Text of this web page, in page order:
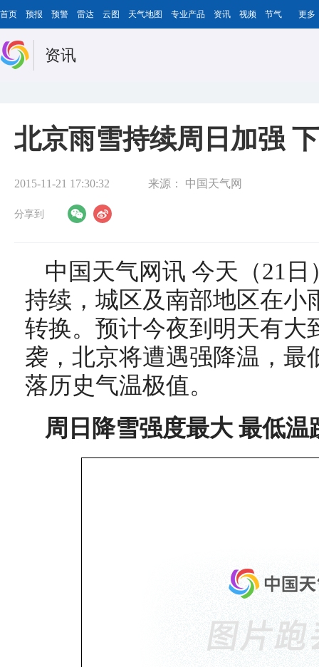
首页 预报 预警 雷达 云图 天气地图 专业产品 资讯 视频 节气 更多
资讯
北京雨雪持续周日加强
2015-11-21 17:30:32 来源： 中国天气网
分享到
中国天气网讯 今天（21
持续，城区及南部地区在小
转换。预计今夜到明天有大
袭，北京将遭遇强降温，
落历史气温极值。
周日降雪强度最大 最低